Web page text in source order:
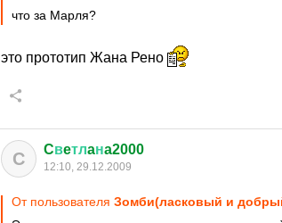
что за Марля?
это прототип Жана Рено
C Cвeтлaнa2000
12:10, 29.12.2009
От пользователя Зомби(ласковый и